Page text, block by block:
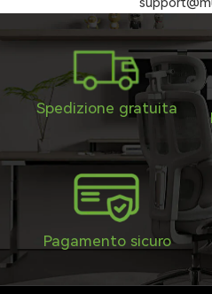
Spedizione gratuita
Pagamento sicuro